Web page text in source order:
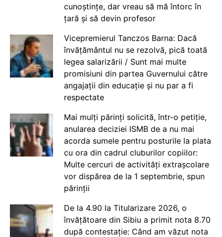
cunoștințe, dar vreau să mă întorc în
țară și să devin profesor
Vicepremierul Tanczos Barna: Dacă
învățământul nu se rezolvă, pică toată
legea salarizării / Sunt mai multe
promisiuni din partea Guvernului către
angajații din educație și nu par a fi
respectate
Mai mulți părinți solicită, într-o petiție,
anularea deciziei ISMB de a nu mai
acorda sumele pentru posturile la plata
cu ora din cadrul cluburilor copiilor:
Multe cercuri de activități extrașcolare
vor dispărea de la 1 septembrie, spun
părinții
De la 4.90 la Titularizare 2026, o
învățătoare din Sibiu a primit nota 8.70
după contestație: Când am văzut nota